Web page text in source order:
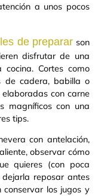
a unos pocos
de preparar son
disfrutar de una
Cortes como
de cadera, babilla o
con carne
magníficos con una
tips.
con antelación,
observar cómo
quieres (con poca
reposar antes
conservar los jugos y